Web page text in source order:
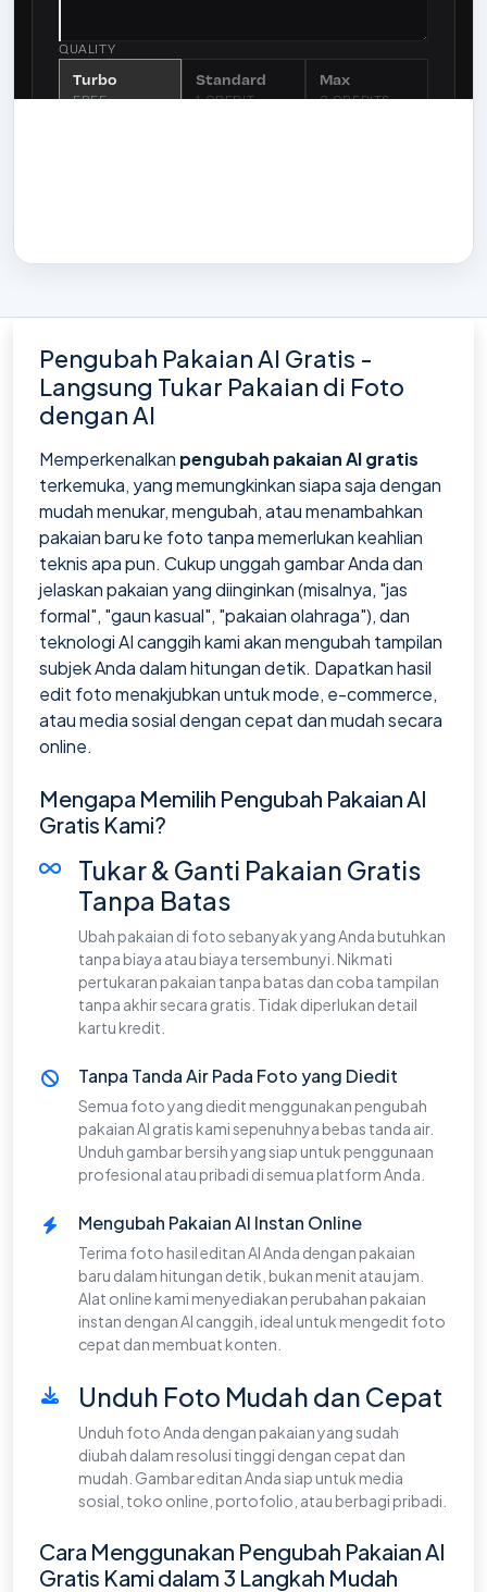
Pengubah Pakaian AI Gratis -
Langsung Tukar Pakaian di Foto
dengan AI
Memperkenalkan pengubah pakaian AI gratis
terkemuka, yang memungkinkan siapa saja dengan
mudah menukar, mengubah, atau menambahkan
pakaian baru ke foto tanpa memerlukan keahlian
teknis apa pun. Cukup unggah gambar Anda dan
jelaskan pakaian yang diinginkan (misalnya, "jas
formal", "gaun kasual", "pakaian olahraga"), dan
teknologi AI canggih kami akan mengubah tampilan
subjek Anda dalam hitungan detik. Dapatkan hasil
edit foto menakjubkan untuk mode, e-commerce,
atau media sosial dengan cepat dan mudah secara
online.
Mengapa Memilih Pengubah Pakaian AI
Gratis Kami?
Tukar & Ganti Pakaian Gratis
Tanpa Batas
Ubah pakaian di foto sebanyak yang Anda butuhkan
tanpa biaya atau biaya tersembunyi. Nikmati
pertukaran pakaian tanpa batas dan coba tampilan
tanpa akhir secara gratis. Tidak diperlukan detail
kartu kredit.
Tanpa Tanda Air Pada Foto yang Diedit
Semua foto yang diedit menggunakan pengubah
pakaian AI gratis kami sepenuhnya bebas tanda air.
Unduh gambar bersih yang siap untuk penggunaan
profesional atau pribadi di semua platform Anda.
Mengubah Pakaian AI Instan Online
Terima foto hasil editan AI Anda dengan pakaian
baru dalam hitungan detik, bukan menit atau jam.
Alat online kami menyediakan perubahan pakaian
instan dengan AI canggih, ideal untuk mengedit foto
cepat dan membuat konten.
Unduh Foto Mudah dan Cepat
Unduh foto Anda dengan pakaian yang sudah
diubah dalam resolusi tinggi dengan cepat dan
mudah. Gambar editan Anda siap untuk media
sosial, toko online, portofolio, atau berbagi pribadi.
Cara Menggunakan Pengubah Pakaian AI
Gratis Kami dalam 3 Langkah Mudah